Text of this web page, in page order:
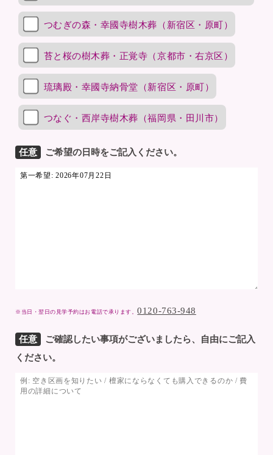
つむぎの森・幸國寺樹木葬（新宿区・原町）
苔と桜の樹木葬・正覚寺（京都市・右京区）
琉璃殿・幸國寺納骨堂（新宿区・原町）
つなぐ・西岸寺樹木葬（福岡県・田川市）
任意 ご希望の日時をご記入ください。
※当日・翌日の見学予約はお電話で承ります。0120-763-948
任意
ご確認したい事項がございましたら、自由にご記入
ください。